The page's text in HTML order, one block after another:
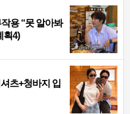
용 “못 알아봐
획4)
츠+청바지 입